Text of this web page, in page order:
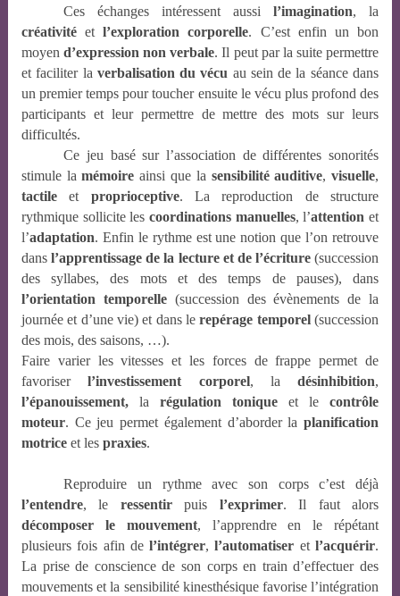
Ces échanges intéressent aussi
l’imagination, la
créativité et l’exploration corporelle. C’est enfin un bon
moyen d’expression non verbale. Il peut par la suite permettre
et faciliter la verbalisation du vécu au sein de la séance dans
un premier temps pour toucher ensuite le vécu plus profond des
participants et leur permettre de mettre des mots sur leurs
difficultés.
Ce jeu basé sur l’association de différentes sonorités
stimule la mémoire ainsi que la sensibilité auditive, visuelle,
tactile
et proprioceptive. La reproduction de structure
rythmique sollicite les coordinations manuelles, l’attention et
l’adaptation. Enfin le rythme est une notion que l’on retrouve
dans l’apprentissage de la lecture et de l’écriture (succession
des syllabes, des mots et des temps de pauses), dans
l’orientation temporelle (succession des évènements de la
journée et d’une vie) et dans le repérage temporel (succession
des mois, des saisons, …).
Faire varier les vitesses et les forces de frappe permet de
favoriser
l’investissement corporel, la désinhibition,
l’épanouissement,
la régulation tonique et le
contrôle
moteur. Ce jeu permet également d’aborder la planification
motrice et les praxies.
Reproduire un rythme avec son corps c’est déjà
l’entendre, le ressentir puis l’exprimer. Il faut alors
décomposer le mouvement, l’apprendre en le répétant
plusieurs fois afin de l’intégrer, l’automatiser et l’acquérir.
La prise de conscience de son corps en train d’effectuer des
mouvements et la sensibilité kinesthésique favorise l’intégration